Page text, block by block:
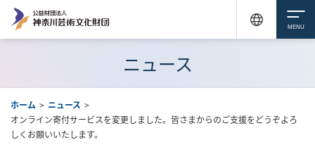
ニュース
ホーム > ニュース >
オンライン寄付サービスを変更しました。皆さまからのご支援をどうぞよろ
しくお願いいたします。